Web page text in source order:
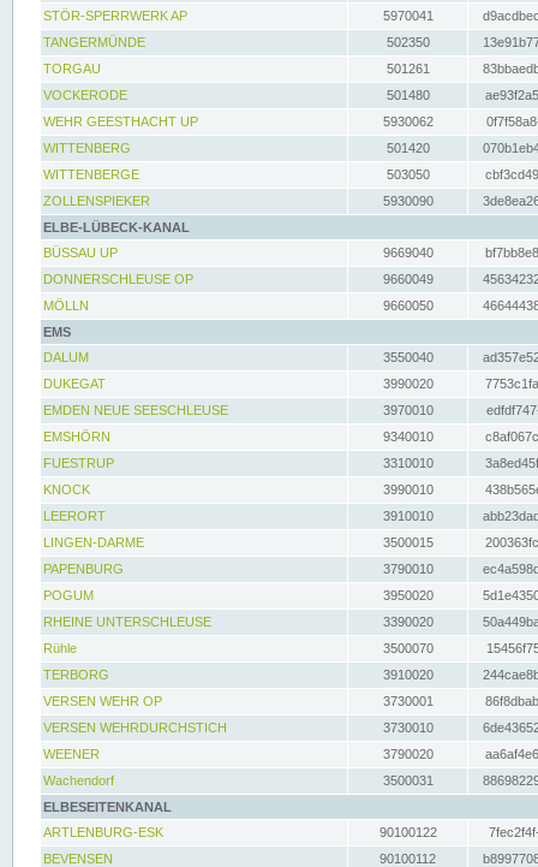
STÖR-SPERRWERK AP 5970041
TANGERMÜNDE
502350
TORGAU
501261
VOCKERODE
501480
WEHR GEESTHACHT UP
5930062
WITTENBERG
501420
WITTENBERGE
503050
ZOLLENSPIEKER
5930090
ELBE-LÜBECK-KANAL
BÜSSAU UP
9669040
DONNERSCHLEUSE OP
9660049
MÖLLN
9660050
EMS
DALUM
3550040
DUKEGAT
3990020
EMDEN NEUE SEESCHLEUSE
3970010
EMSHÖRN
9340010
FUESTRUP
3310010
KNOCK
3990010
LEERORT
3910010
LINGEN-DARME
3500015
PAPENBURG
3790010
POGUM
3950020
RHEINE UNTERSCHLEUSE
3390020
Rühle
3500070
TERBORG
3910020
VERSEN WEHR OP
3730001
VERSEN WEHRDURCHSTICH
3730010
WEENER
3790020
Wachendorf
3500031
ELBESEITENKANAL
ARTLENBURG-ESK
90100122
BEVENSEN
90100112